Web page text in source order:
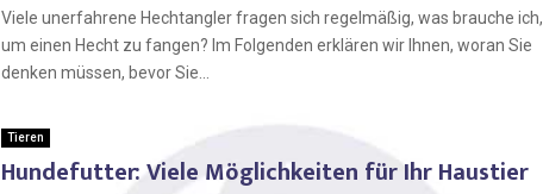
Viele unerfahrene Hechtangler fragen sich regelmäßig, was brauche ich,
um einen Hecht zu fangen? Im Folgenden erklären wir Ihnen, woran Sie
denken müssen, bevor Sie...
Tieren
Hundefutter: Viele Möglichkeiten für Ihr Haustier